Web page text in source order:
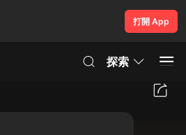
打開 App
探索